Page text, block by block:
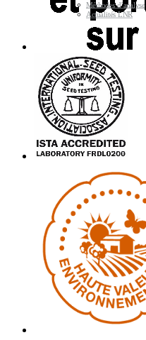
Méthodes d’analyse
Actualités LNR